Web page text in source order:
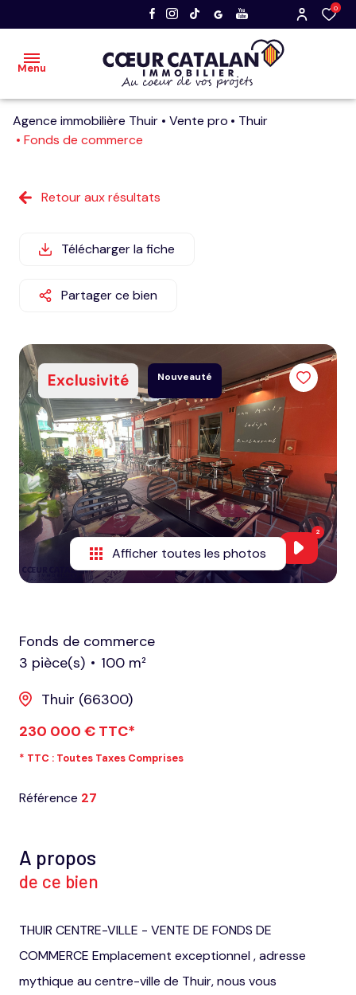
0
Menu
accueil
vendre
dernières
ventes
estimer
honoraires
nous
contacter
notre
agence
nos
partenaires
Agence immobilière Thuir Vente pro
Thuir
Fonds de commerce
Retour aux résultats
Télécharger la fiche
Partager ce bien
Exclusivité Nouveauté
2
1
Afficher toutes les photos
Fonds de commerce
3 pièce(s)
100 m²
Thuir (66300)
230 000 € TTC*
* TTC : Toutes Taxes Comprises
Référence 27
A propos
de ce bien
THUIR CENTRE-VILLE - VENTE DE FONDS DE
COMMERCE Emplacement exceptionnel , adresse
mythique au centre-ville de Thuir, nous vous